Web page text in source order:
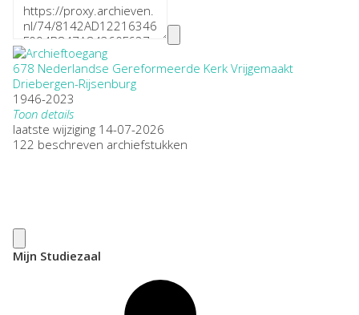
678 Nederlandse Gereformeerde Kerk Vrijgemaakt
Driebergen-Rijsenburg
1946-2023
Toon details
Datering:
1946-2023
beperkt openbaar
Herkomst:
Particulier Utrechtse Heuvelrug
Mevr, J. Foekens en Mevr. E. Alderliesten
laatste wijziging 14-07-2026
122 beschreven archiefstukken
Mijn Studiezaal